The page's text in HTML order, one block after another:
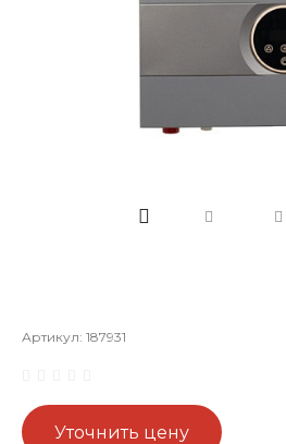
Артикул: 187931
Уточнить цену